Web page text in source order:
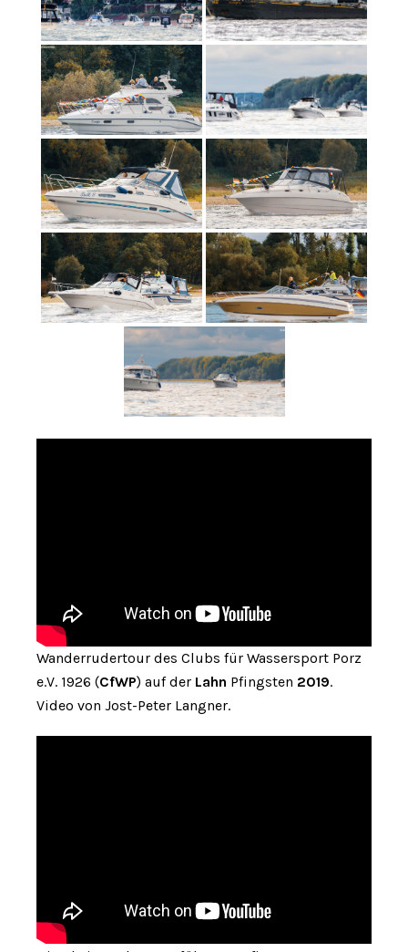
Wanderrudertour des Clubs für Wassersport Porz
e.V. 1926 (CfWP) auf der Lahn Pfingsten 2019.
Video von Jost-Peter Langner.